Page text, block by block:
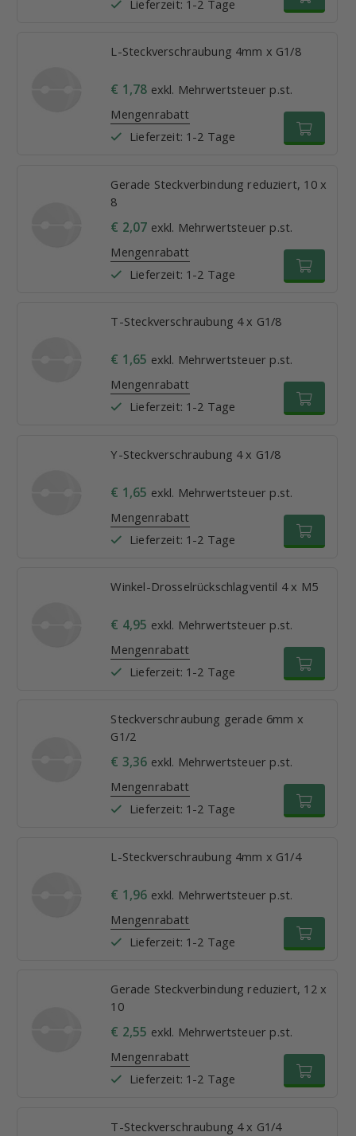
Lieferzeit: 1-2 Tage
L-Steckverschraubung 4mm x G1/8
€ 1,78 exkl. Mehrwertsteuer p.st.
Mengenrabatt
Lieferzeit: 1-2 Tage
Gerade Steckverbindung reduziert, 10 x
8
€ 2,07 exkl. Mehrwertsteuer p.st.
Mengenrabatt
Lieferzeit: 1-2 Tage
T-Steckverschraubung 4 x G1/8
€ 1,65 exkl. Mehrwertsteuer p.st.
Mengenrabatt
Lieferzeit: 1-2 Tage
Y-Steckverschraubung 4 x G1/8
€ 1,65 exkl. Mehrwertsteuer p.st.
Mengenrabatt
Lieferzeit: 1-2 Tage
Winkel-Drosselrückschlagventil 4 x M5
€ 4,95 exkl. Mehrwertsteuer p.st.
Mengenrabatt
Lieferzeit: 1-2 Tage
Steckverschraubung gerade 6mm x
G1/2
€ 3,36 exkl. Mehrwertsteuer p.st.
Mengenrabatt
Lieferzeit: 1-2 Tage
L-Steckverschraubung 4mm x G1/4
€ 1,96 exkl. Mehrwertsteuer p.st.
Mengenrabatt
Lieferzeit: 1-2 Tage
Gerade Steckverbindung reduziert, 12 x
10
€ 2,55 exkl. Mehrwertsteuer p.st.
Mengenrabatt
Lieferzeit: 1-2 Tage
T-Steckverschraubung 4 x G1/4